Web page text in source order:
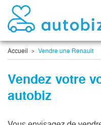
Accueil Vendre une Renault
Vendez votre
autobiz